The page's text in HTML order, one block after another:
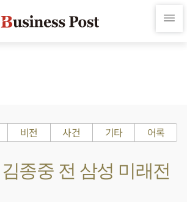
비전 사건 기타 어록
종중 전 삼성 미래전